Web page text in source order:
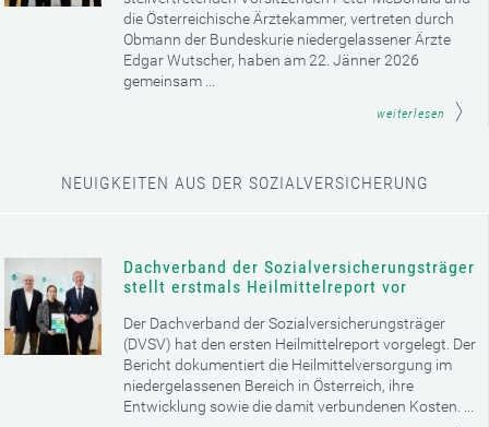
die Österreichische Ärztekammer, vertreten durch
Obmann der Bundeskurie niedergelassener Ärzte
Edgar Wutscher, haben am 22. Jänner 2026
gemeinsam ...
weiterlesen
NEUIGKEITEN AUS DER SOZIALVERSICHERUNG
Dachverband der Sozialversicherungsträger
stellt erstmals Heilmittelreport vor
Der Dachverband der Sozialversicherungsträger
(DVSV) hat den ersten Heilmittelreport vorgelegt. Der
Bericht dokumentiert die Heilmittelversorgung im
niedergelassenen Bereich in Österreich, ihre
Entwicklung sowie die damit verbundenen Kosten. ...